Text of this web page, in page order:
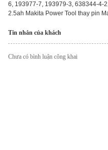
6, 193977-7, 193979-3, 638344-4-
2.5ah Makita Power Tool thay pin
Tin nhắn của khách
Chưa có bình luận công khai